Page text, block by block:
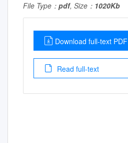
File Type： pdf, Size： 1020Kb
Download full-text PDF
Read full-text